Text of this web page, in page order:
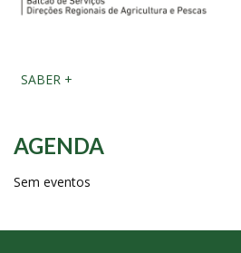
SABER +
AGENDA
Sem eventos